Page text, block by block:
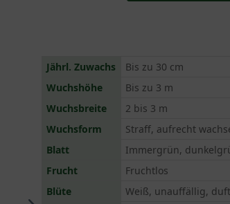
Jährl. Zuwachs
Bis zu 30 cm
Wuchshöhe
Bis zu 3 m
Wuchsbreite
2 bis 3 m
Wuchsform
Straff, aufrecht
Blatt
Immergrün,
Frucht
Fruchtlos
Blüte
Weiß, unauffällig,